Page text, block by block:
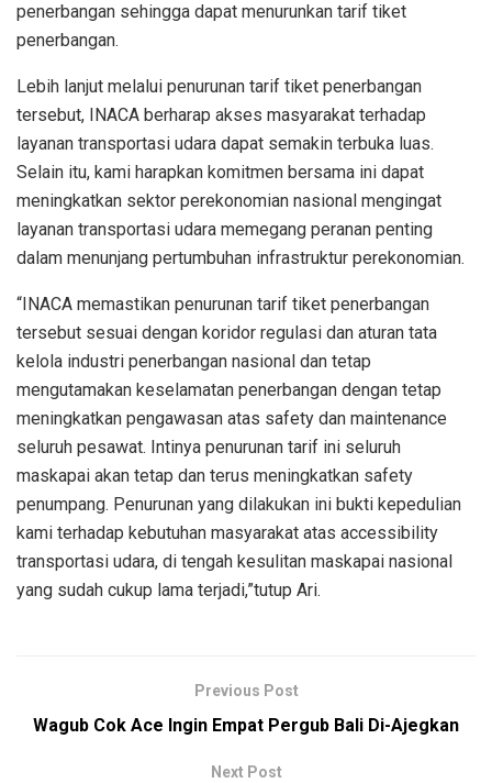
penerbangan sehingga dapat menurunkan tarif tiket
penerbangan.
Lebih lanjut melalui penurunan tarif tiket penerbangan
tersebut, INACA berharap akses masyarakat terhadap
layanan transportasi udara dapat semakin terbuka luas.
Selain itu, kami harapkan komitmen bersama ini dapat
meningkatkan sektor perekonomian nasional mengingat
layanan transportasi udara memegang peranan penting
dalam menunjang pertumbuhan infrastruktur perekonomian.
“INACA memastikan penurunan tarif tiket penerbangan
tersebut sesuai dengan koridor regulasi dan aturan tata
kelola industri penerbangan nasional dan tetap
mengutamakan keselamatan penerbangan dengan tetap
meningkatkan pengawasan atas safety dan maintenance
seluruh pesawat. Intinya penurunan tarif ini seluruh
maskapai akan tetap dan terus meningkatkan safety
penumpang. Penurunan yang dilakukan ini bukti kepedulian
kami terhadap kebutuhan masyarakat atas accessibility
transportasi udara, di tengah kesulitan maskapai nasional
yang sudah cukup lama terjadi,”tutup Ari.
Previous Post
Wagub Cok Ace Ingin Empat Pergub Bali Di-Ajegkan
Next Post